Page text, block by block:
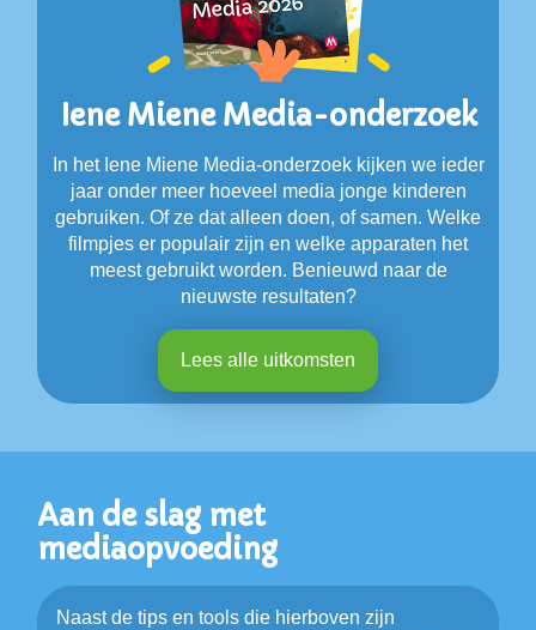
Iene Miene Media-onderzoek
In het Iene Miene Media-onderzoek kijken we ieder
jaar onder meer hoeveel media jonge kinderen
gebruiken. Of ze dat alleen doen, of samen. Welke
filmpjes er populair zijn en welke apparaten het
meest gebruikt worden. Benieuwd naar de
nieuwste resultaten?
Lees alle uitkomsten
Aan de slag met
mediaopvoeding
Naast de tips en tools die hierboven zijn